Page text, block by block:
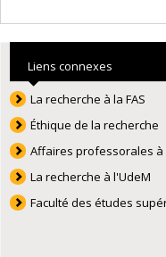
Liens connexes
La recherche à la FAS
Éthique de la recherche
Affaires professorales à
La recherche à l'UdeM
Faculté des études